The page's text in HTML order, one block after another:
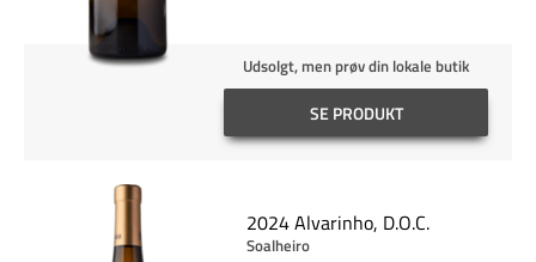
Udsolgt, men prøv din lokale butik
SE PRODUKT
2024 Alvarinho, D.O.C.
Soalheiro